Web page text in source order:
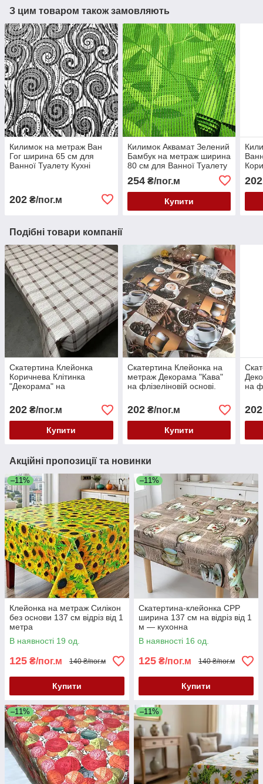
З цим товаром також замовляють
Килимок на метраж Ван
Гог ширина 65 см для
Ванної Туалету Кухні
202 ₴/пог.м
Килимок Аквамат Зелений
Бамбук на метраж ширина
80 см для Ванної Туалету
Універсальна Зелений
Бамбук
254₴/пог.м
Купити
202
Подібні товари компанії
Скатертина Клейонка
Коричнева Клітинка
"Декорама" на
Ширина: 1,4 м
202 ₴/пог.м
Купити
Скатертина Клейонка на
метраж Декорама "Кава"
на флізеліновій основі.
202₴/пог.м
Купити
на
202
Акційні пропозиції та новинки
–11%
Клейонка на метраж Силікон
без основи 137 см відріз від 1
метра
В наявності 19 од.
125 ₴/пог.м 140 ₴/пог.м
Купити
–11%
Скатертина-клейонка CPP
ширина 137 см на відріз від 1
м — кухонна
В наявності 16 од.
125 ₴/пог.м 140 ₴/пог.м
Купити
–11% –11%